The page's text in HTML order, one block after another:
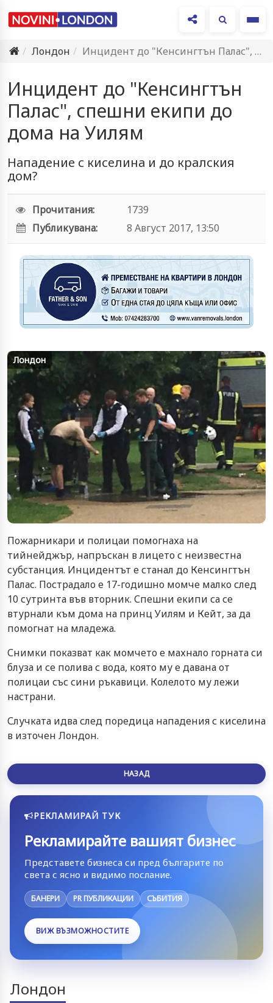
Лондон
Инцидент до "Кенсингтън Палас", спешни екипи до дома на Уилям
Инцидент до "Кенсингтън
Палас", спешни екипи до
дома на Уилям
Нападение с киселина и до кралския
дом?
Прочитания:
1739
Публикувана:
8 Август 2017, 13:50
Лондон
Пожарникари и полицаи помогнаха на
тийнейджър, напръскан в лицето с неизвестна
субстанция. Инцидентът е станал до Кенсингтън
Палас. Пострадало е 17-годишно момче малко след
10 сутринта във вторник. Спешни екипи са се
втурнали към дома на принц Уилям и Кейт, за да
помогнат на младежа.
Снимки показват как момчето е махнало горната си
блуза и се полива с вода, която му е давана от
полицаи със сини ръкавици. Колелото му лежи
настрани.
Случката идва след поредица нападения с киселина
в източен Лондон.
НАЗАД
РЕКЛАМИРАЙ ТУК
Рекламирайте вашият бизнес
Представете бизнеса си пред българите по
света с ясно и видимо послание.
БАНЕРИ PR ПУБЛИКАЦИИ СЪБИТИЯ
ВИЖ ВЪЗМОЖНОСТИТЕ
Лондон